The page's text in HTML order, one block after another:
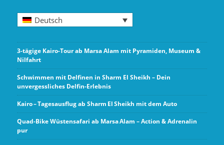
Deutsch
3-tägige Kairo-Tour ab Marsa Alam mit Pyramiden, Museum &
Nilfahrt
Schwimmen mit Delfinen in Sharm El Sheikh – Dein
unvergessliches Delfin-Erlebnis
Kairo – Tagesausflug ab Sharm El Sheikh mit dem Auto
Quad-Bike Wüstensafari ab Marsa Alam – Action & Adrenalin
pur